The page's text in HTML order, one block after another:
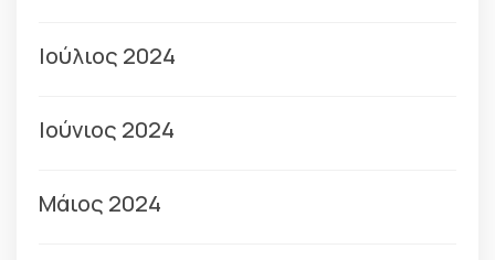
Ιούλιος 2024
Ιούνιος 2024
Μάιος 2024